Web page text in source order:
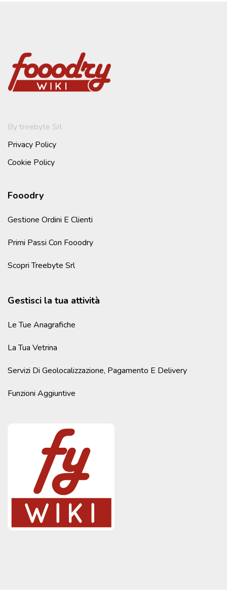
By treebyte Srl
Privacy Policy
Cookie Policy
Fooodry
Gestione Ordini E Clienti
Primi Passi Con Fooodry
Scopri Treebyte Srl
Gestisci la tua attività
Le Tue Anagrafiche
La Tua Vetrina
Servizi Di Geolocalizzazione, Pagamento E Delivery
Funzioni Aggiuntive